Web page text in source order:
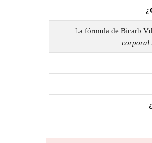
La fórmula de Bicarb
corporal